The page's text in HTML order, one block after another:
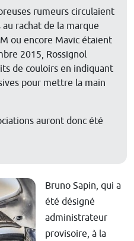
rumeurs circulaient
rachat de la marque
ou encore Mavic étaient
2015, Rossignol
de couloirs en indiquant
pour mettre la main
auront donc été
Bruno Sapin, qui a
été désigné
administrateur
provisoire, à la